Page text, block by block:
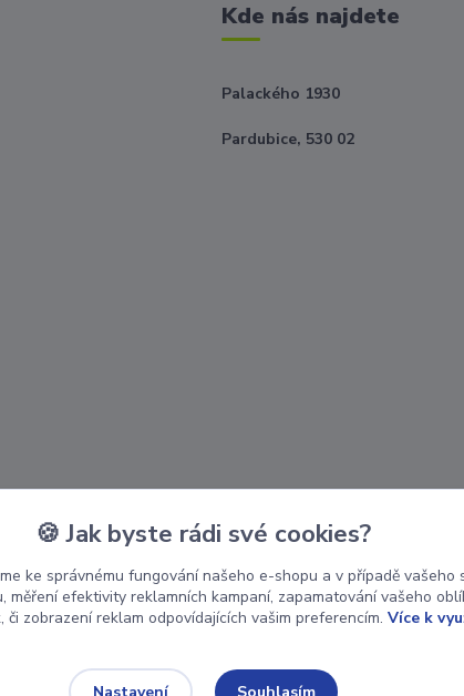
Kde nás najdete
Palackého 1930
Pardubice, 530 02
🍪 Jak byste rádi své cookies?
ke správnému fungování našeho e-shopu a v případě vašeho
měření efektivity reklamních kampaní, zapamatování vašeho
či zobrazení reklam odpovídajících vašim preferencím. Více k
Souhlasím